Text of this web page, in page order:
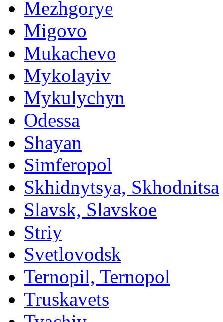
Mezhgorye
Migovo
Mukachevo
Mykolayiv
Mykulychyn
Odessa
Shayan
Simferopol
Skhidnytsya, Skhodnitsa
Slavsk, Slavskoe
Striy
Svetlovodsk
Ternopil, Ternopol
Truskavets